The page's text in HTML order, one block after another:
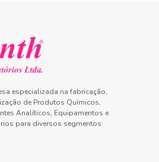
especializada na fabricação,
de Produtos Químicos,
Analíticos, Equipamentos e
para diversos segmentos